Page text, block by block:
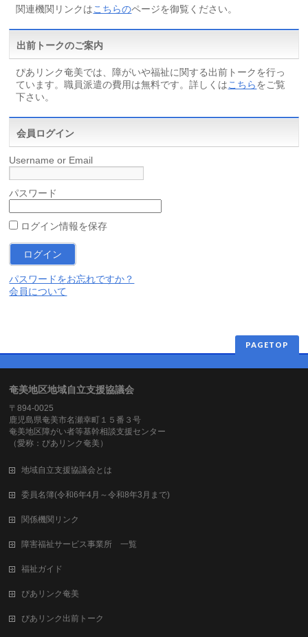
関連機関リンクはこちらのページを御覧ください。
出前トークのご案内
ぴあリンク奄美では、障がいや福祉に関する出前トークを行っ
ています。職員派遣の費用は無料です。詳しくはこちらをご覧
下さい。
会員ログイン
Username or Email
パスワード
ログイン情報を保存
パスワードをお忘れですか？
会員について
PAGETOP
奄美地区地域自立支援協議会
〒894-0025
鹿児島県奄美市名瀬幸町１５番３号
奄美地区障がい者等基幹相談支援センター
（愛称：ぴあリンク奄美）
地域自立支援協議会とは
委員名簿(令和6年4月～令和8年3月まで)
関係機関リンク
障害福祉サービス事業所 一覧
福祉ガイド
ぴあリンク奄美
ぴあリンク出前トーク